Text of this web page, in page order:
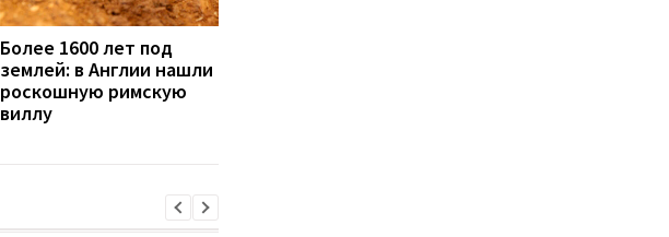
Более 1600 лет под
землей: в Англии нашли
роскошную римскую
виллу